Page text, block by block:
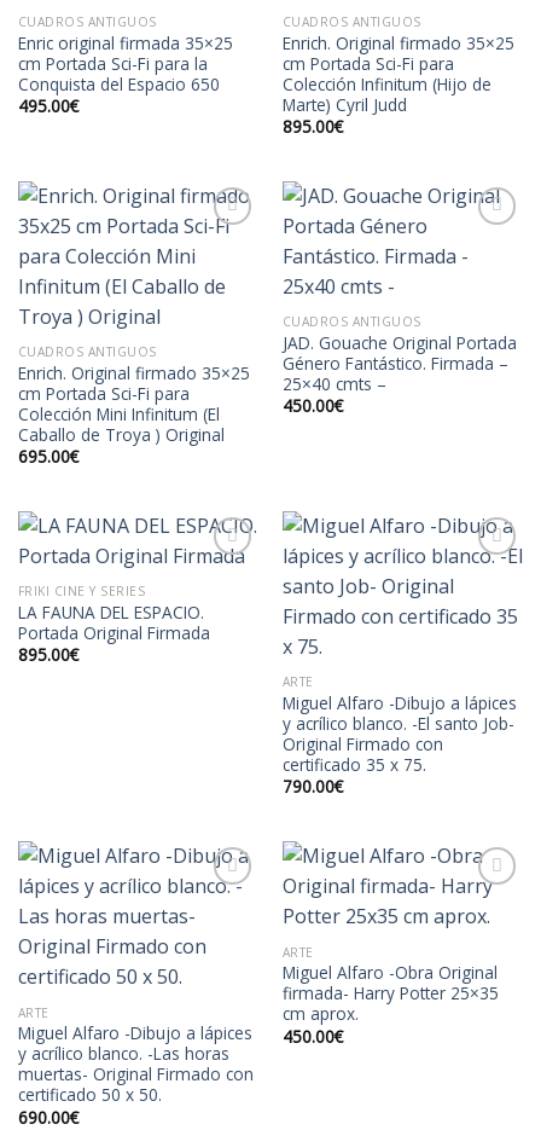
deseos
CUADROS ANTIGUOS
Enric original firmada 35×25
cm Portada Sci-Fi para la
Conquista del Espacio 650
495.00€
deseos
CUADROS ANTIGUOS
Enrich. Original firmado 35×25
cm Portada Sci-Fi para
Colección Infinitum (Hijo de
Marte) Cyril Judd
895.00€
Añadir
CUADROS ANTIGUOS
Enrich. Original firmado 35×25
cm Portada Sci-Fi para
Colección Mini Infinitum (El
Caballo de Troya ) Original
695.00€
deseos
CUADROS ANTIGUOS
JAD. Gouache Original Portada
Género Fantástico. Firmada –
25×40 cmts –
450.00€
Añadir
FRIKI CINE Y SERIES
LA FAUNA DEL ESPACIO.
Portada Original Firmada
895.00€
Añadir
ARTE
Miguel Alfaro -Dibujo a lápices
y acrílico blanco. -El santo Job-
Original Firmado con
certificado 35 x 75.
790.00€
Añadir
ARTE
Miguel Alfaro -Dibujo a lápices
y acrílico blanco. -Las horas
muertas- Original Firmado con
certificado 50 x 50.
690.00€
lista de
deseos
ARTE
Miguel Alfaro -Obra Original
firmada- Harry Potter 25×35
cm aprox.
450.00€